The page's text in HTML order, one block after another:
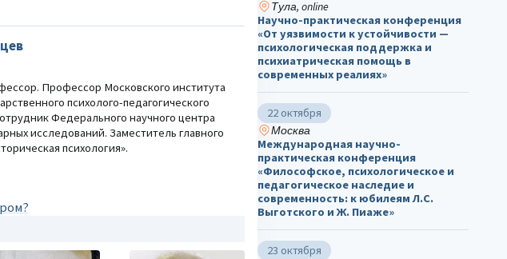
Профессор Московского института
психолого-педагогического
Федерального научного центра
исследований. Заместитель главного
психология».
Тула, online
Научно-практическая конференция
«От уязвимости к устойчивости —
психологическая поддержка и
психиатрическая помощь в
современных реалиях»
22 октября
Москва
Международная научно-
практическая конференция
«Философское, психологическое и
педагогическое наследие и
современность: к юбилеям Л.С.
Выготского и Ж. Пиаже»
23 октября